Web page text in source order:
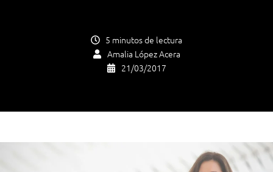
5 minutos de lectura
Amalia López Acera
21/03/2017